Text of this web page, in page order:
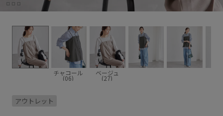
チャコール
(06)
ベージュ
(27)
アウトレット